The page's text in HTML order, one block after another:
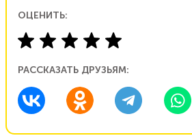
ОЦЕНИТЬ:
РАССКАЗАТЬ ДРУЗЬЯМ: